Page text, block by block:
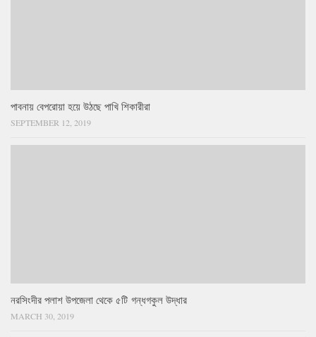
পাবনায় বেপরোয়া হয়ে উঠছে পাখি শিকারীরা
SEPTEMBER 12, 2019
নরসিংদীর পলাশ উপজেলা থেকে ৫টি গন্ধগকুল উদ্ধার
MARCH 30, 2019